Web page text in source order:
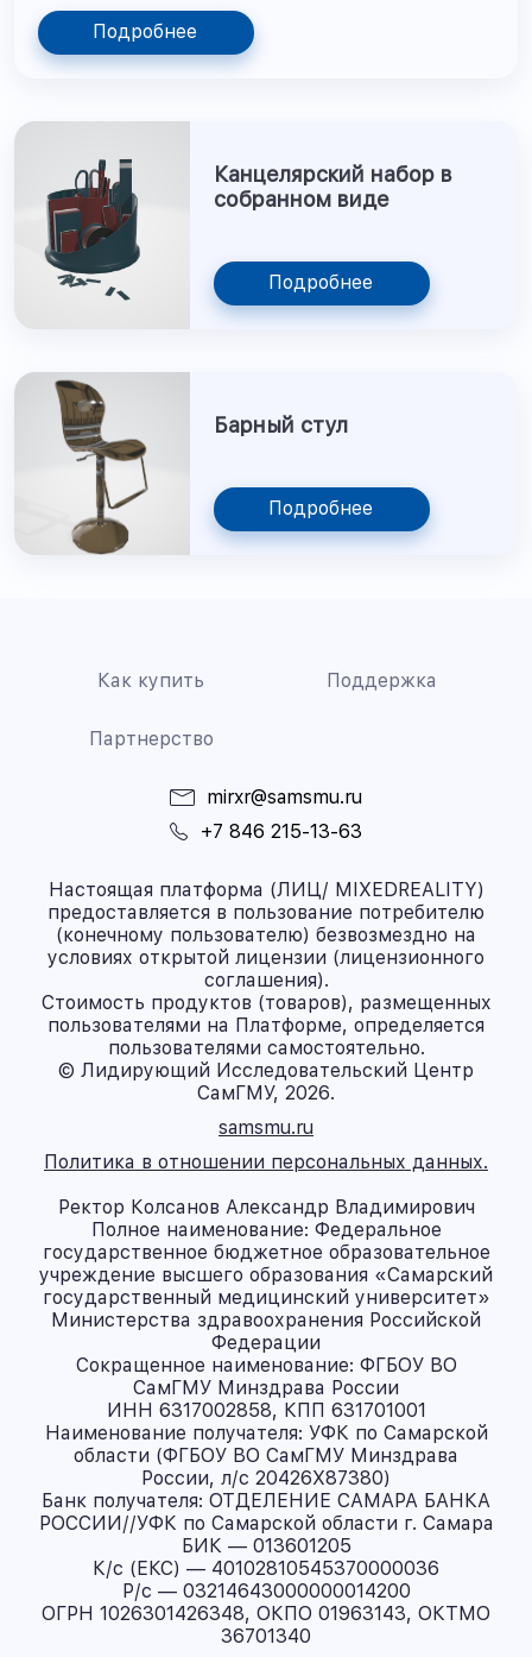
Подробнее
Канцелярский набор в
собранном виде
Подробнее
Барный стул
Подробнее
Как купить Поддержка
Партнерство
mirxr@samsmu.ru
+7 846 215-13-63
Настоящая платформа (ЛИЦ/ MIXEDREALITY)
предоставляется в пользование потребителю
(конечному пользователю) безвозмездно на
условиях открытой лицензии (лицензионного
соглашения).
Стоимость продуктов (товаров), размещенных
пользователями на Платформе, определяется
пользователями самостоятельно.
© Лидирующий Исследовательский Центр
СамГМУ, 2026.
samsmu.ru
Политика в отношении персональных данных.
Ректор Колсанов Александр Владимирович
Полное наименование: Федеральное
государственное бюджетное образовательное
учреждение высшего образования «Самарский
государственный медицинский университет»
Министерства здравоохранения Российской
Федерации
Сокращенное наименование: ФГБОУ ВО
СамГМУ Минздрава России
ИНН 6317002858, КПП 631701001
Наименование получателя: УФК по Самарской
области (ФГБОУ ВО СамГМУ Минздрава
России, л/с 20426X87380)
Банк получателя: ОТДЕЛЕНИЕ САМАРА БАНКА
РОССИИ//УФК по Самарской области г. Самара
БИК — 013601205
К/с (ЕКС) — 40102810545370000036
Р/с — 03214643000000014200
ОГРН 1026301426348, ОКПО 01963143, ОКТМО
36701340